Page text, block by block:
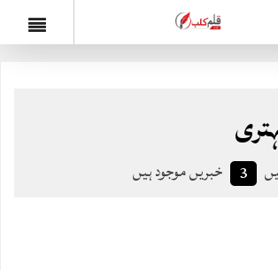
3 خبریں موجود ہیں